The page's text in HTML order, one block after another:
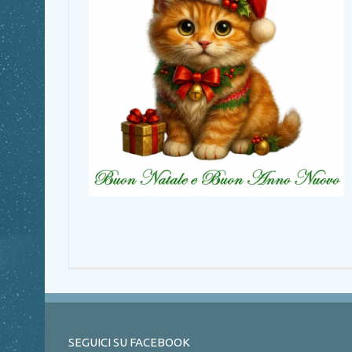
SEGUICI SU FACEBOOK